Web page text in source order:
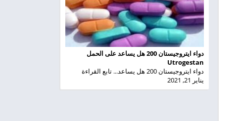
دواء ايتروجيستان 200 هل يساعد على الحمل
Utrogestan
دواء ايتروجيستان 200 هل يساعد... تابع القراءة
يناير 21, 2021